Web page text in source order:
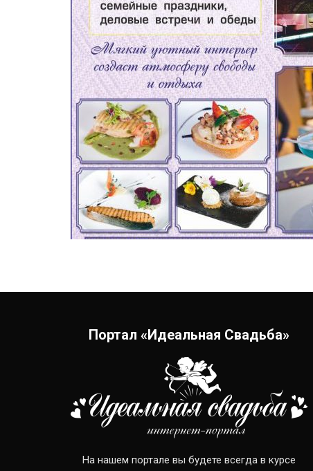
Портал «Идеальная Свадьба»
На нашем портале вы будете всегда в курсе